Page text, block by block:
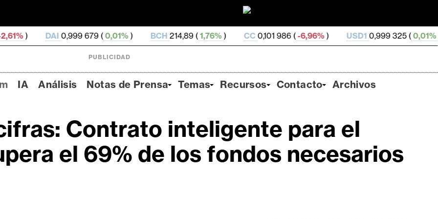
0,999 679 (0,01%) BCH214,89 ( 1,76%) CC0,101 986 (-6,96% ) USD10,999 325 (0,01%) USDe
PUBLICIDAD
IA Análisis Notas de Prensa Temas Recursos Contacto Archivos
Contrato inteligente para el
el 69% de los fondos necesarios